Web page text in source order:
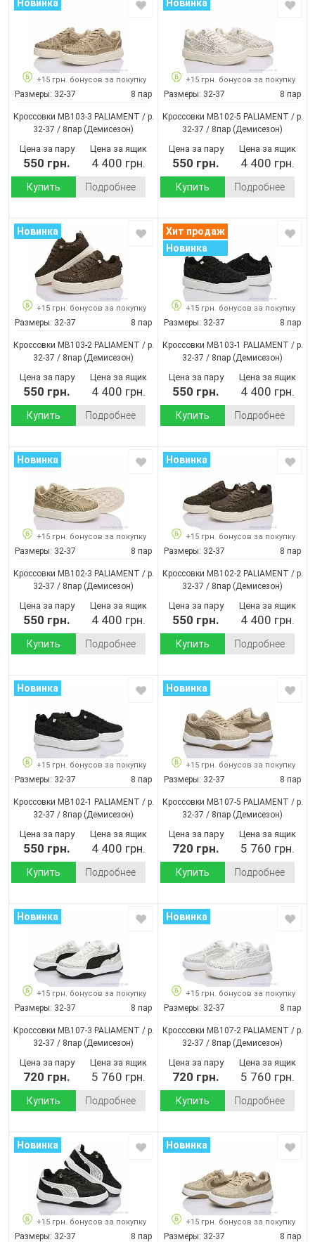
Новинка
+15 грн. бонусов за покупку
Размеры: 32-37 8 пар
Кроссовки MB103-3 PALIAMENT / p.
32-37 / 8пар (Демисезон)
Цена за пару
550 грн.
Цена за ящик
4 400 грн.
Купить Подробнее
Новинка
+15 грн. бонусов за покупку
Размеры: 32-37 8 пар
Кроссовки MB102-5 PALIAMENT / p.
32-37 / 8пар (Демисезон)
Цена за пару
550 грн.
Цена за ящик
4 400 грн.
Купить Подробнее
Новинка
+15 грн. бонусов за покупку
Размеры: 32-37 8 пар
Кроссовки MB103-2 PALIAMENT / p.
32-37 / 8пар (Демисезон)
Цена за пару
550 грн.
Цена за ящик
4 400 грн.
Купить Подробнее
Хит продаж
Новинка
+15 грн. бонусов за покупку
Размеры: 32-37 8 пар
Кроссовки MB103-1 PALIAMENT / p.
32-37 / 8пар (Демисезон)
Цена за пару
550 грн.
Цена за ящик
4 400 грн.
Купить Подробнее
Новинка
+15 грн. бонусов за покупку
Размеры: 32-37 8 пар
Кроссовки MB102-3 PALIAMENT / p.
32-37 / 8пар (Демисезон)
Цена за пару
550 грн.
Цена за ящик
4 400 грн.
Купить Подробнее
Новинка
+15 грн. бонусов за покупку
Размеры: 32-37 8 пар
Кроссовки MB102-2 PALIAMENT / p.
32-37 / 8пар (Демисезон)
Цена за пару
550 грн.
Цена за ящик
4 400 грн.
Купить Подробнее
Новинка
+15 грн. бонусов за покупку
Размеры: 32-37 8 пар
Кроссовки MB102-1 PALIAMENT / p.
32-37 / 8пар (Демисезон)
Цена за пару
550 грн.
Цена за ящик
4 400 грн.
Купить Подробнее
Новинка
+15 грн. бонусов за покупку
Размеры: 32-37 8 пар
Кроссовки MB107-5 PALIAMENT / p.
32-37 / 8пар (Демисезон)
Цена за пару
720 грн.
Цена за ящик
5 760 грн.
Купить Подробнее
Новинка
+15 грн. бонусов за покупку
Размеры: 32-37 8 пар
Кроссовки MB107-3 PALIAMENT / p.
32-37 / 8пар (Демисезон)
Цена за пару
720 грн.
Цена за ящик
5 760 грн.
Купить Подробнее
Новинка
+15 грн. бонусов за покупку
Размеры: 32-37 8 пар
Кроссовки MB107-2 PALIAMENT / p.
32-37 / 8пар (Демисезон)
Цена за пару
720 грн.
Цена за ящик
5 760 грн.
Купить Подробнее
Новинка
+15 грн. бонусов за покупку
Размеры: 32-37 8 пар
Новинка
+15 грн. бонусов за покупку
Размеры: 32-37 8 пар